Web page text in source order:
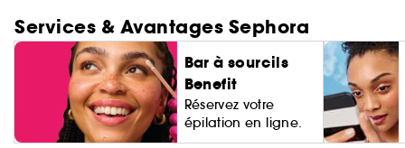
Services & Avantages Sephora
Bar à sourcils
Benefit
Réservez votre
épilation en ligne.